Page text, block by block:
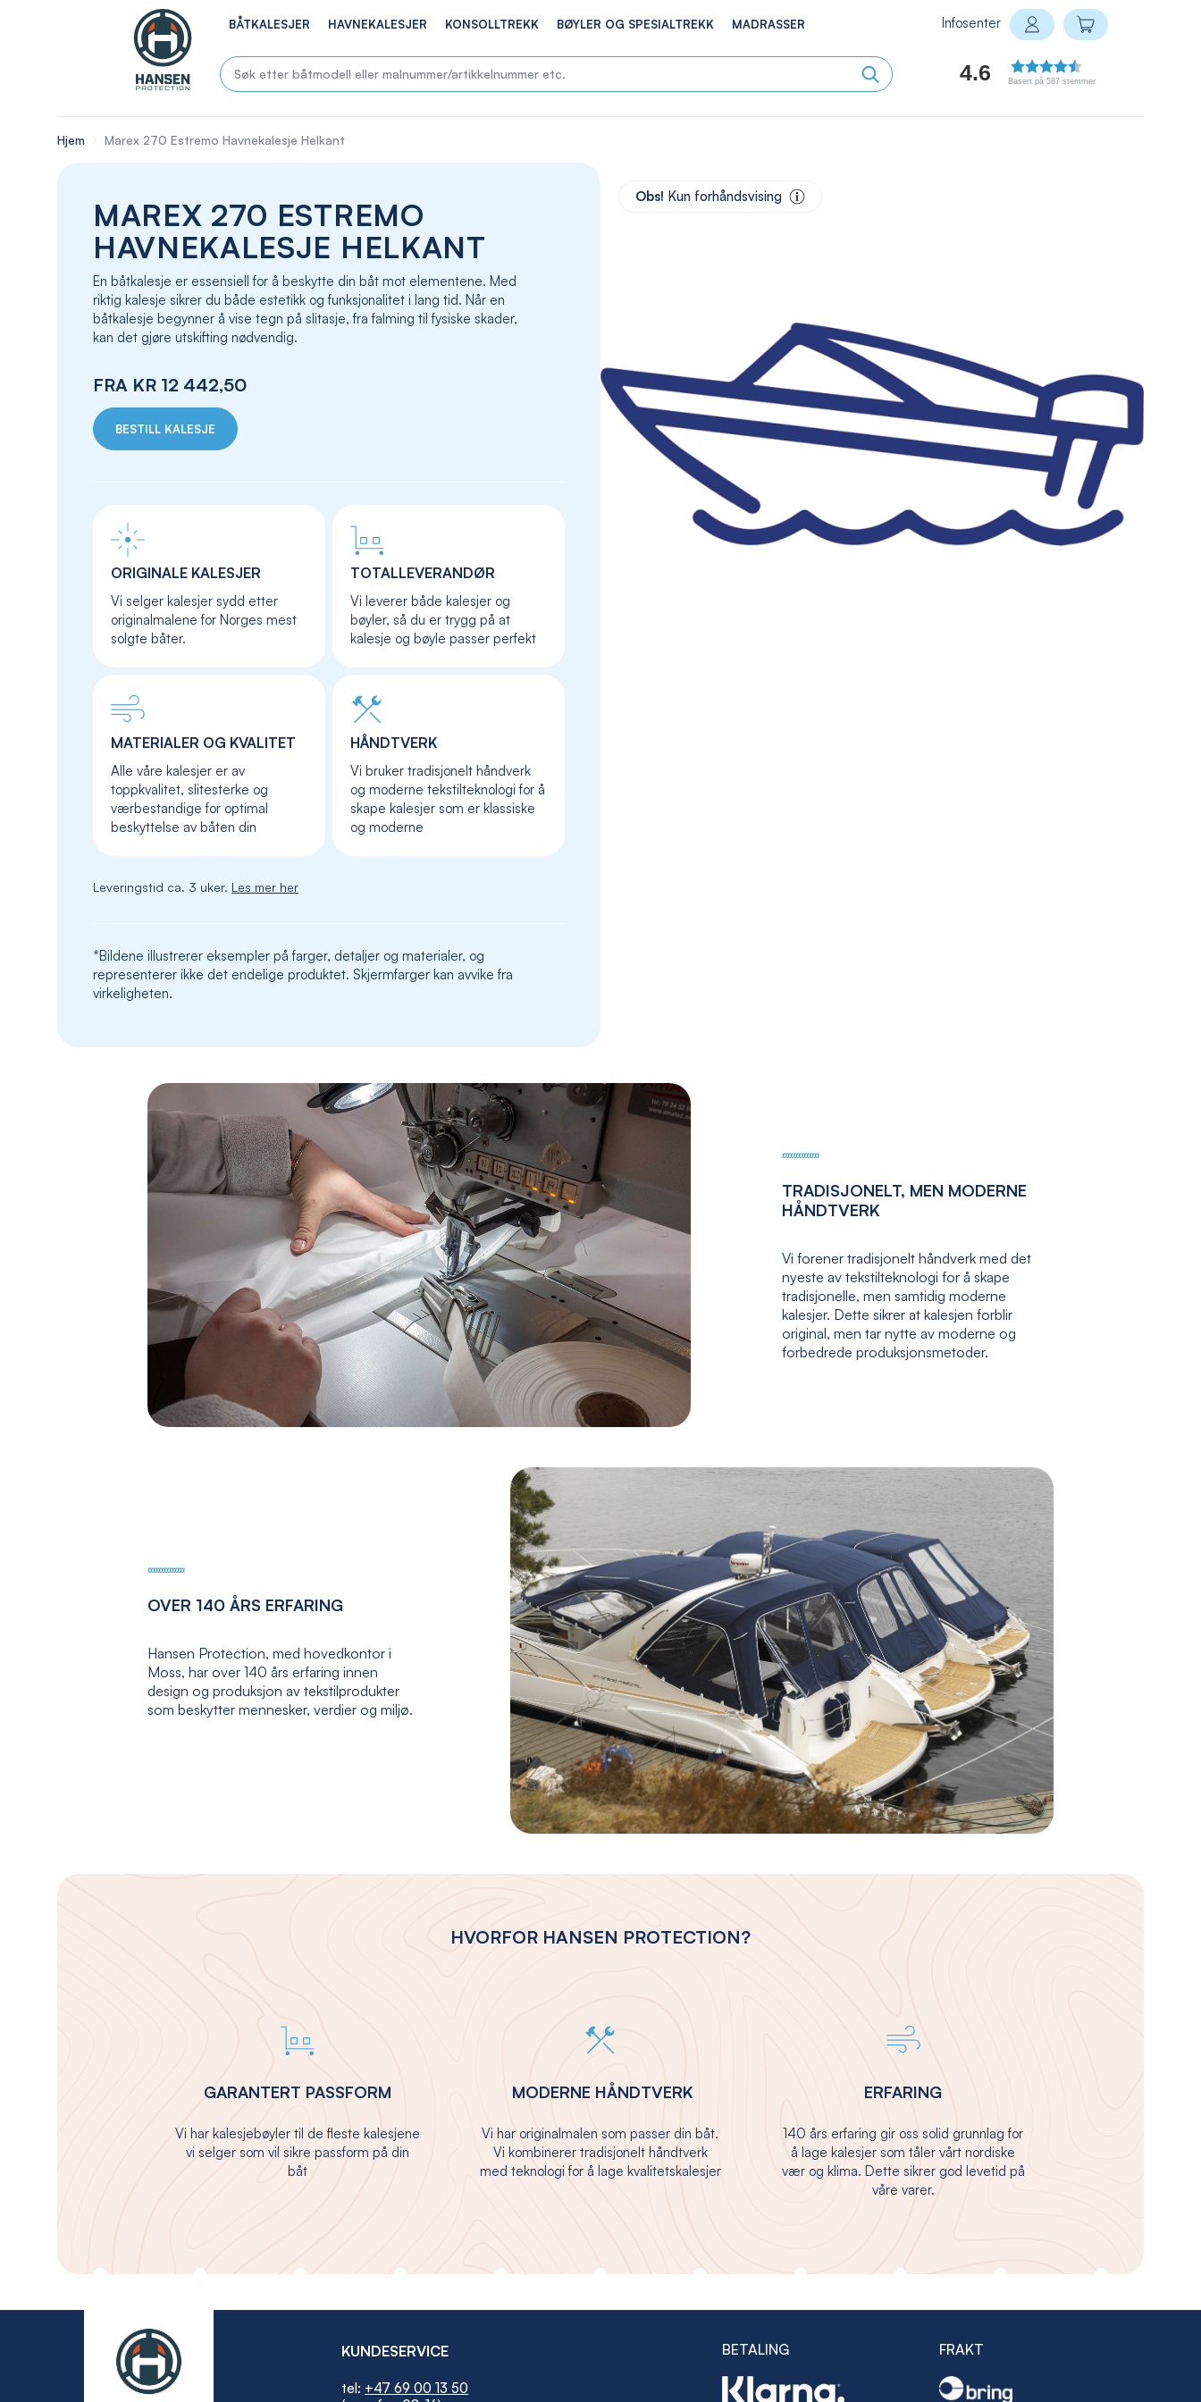
BÅTKALESJER HAVNEKALESJER KONSOLLTREKK BØYLER OG SPESIALTREKK MADRASSER
4.6 Basert på 587 stemmer
Infosenter
Logg inn
Min handlekurv
Hjem Marex 270 Estremo Havnekalesje Helkant
MAREX 270 ESTREMO
HAVNEKALESJE HELKANT
En båtkalesje er essensiell for å beskytte din båt mot elementene. Med
riktig kalesje sikrer du både estetikk og funksjonalitet i lang tid. Når en
båtkalesje begynner å vise tegn på slitasje, fra falming til fysiske skader,
kan det gjøre utskifting nødvendig.
FRA KR 12 442,50
BESTILL KALESJE
ORIGINALE KALESJER
Vi selger kalesjer sydd etter
originalmalene for Norges mest
solgte båter.
TOTALLEVERANDØR
Vi leverer både kalesjer og
bøyler, så du er trygg på at
kalesje og bøyle passer perfekt
MATERIALER OG KVALITET
Alle våre kalesjer er av
toppkvalitet, slitesterke og
værbestandige for optimal
beskyttelse av båten din
HÅNDTVERK
Vi bruker tradisjonelt håndverk
og moderne tekstilteknologi for å
skape kalesjer som er klassiske
og moderne
Leveringstid ca. 3 uker. Les mer her
*Bildene illustrerer eksempler på farger, detaljer og materialer, og
representerer ikke det endelige produktet. Skjermfarger kan avvike fra
virkeligheten.
Obs! Kun forhåndsvising
TRADISJONELT, MEN MODERNE
HÅNDTVERK
Vi forener tradisjonelt håndverk med det
nyeste av tekstilteknologi for å skape
tradisjonelle, men samtidig moderne
kalesjer. Dette sikrer at kalesjen forblir
original, men tar nytte av moderne og
forbedrede produksjonsmetoder.
OVER 140 ÅRS ERFARING
Hansen Protection, med hovedkontor i
Moss, har over 140 års erfaring innen
design og produksjon av tekstilprodukter
som beskytter mennesker, verdier og miljø.
HVORFOR HANSEN PROTECTION?
GARANTERT PASSFORM
Vi har kalesjebøyler til de fleste kalesjene
vi selger som vil sikre passform på din
båt
MODERNE HÅNDTVERK
Vi har originalmalen som passer din båt.
Vi kombinerer tradisjonelt håndtverk
med teknologi for å lage kvalitetskalesjer
ERFARING
140 års erfaring gir oss solid grunnlag for
å lage kalesjer som tåler vårt nordiske
vær og klima. Dette sikrer god levetid på
våre varer.
KUNDESERVICE
tel: +47 69 00 13 50
BETALING FRAKT